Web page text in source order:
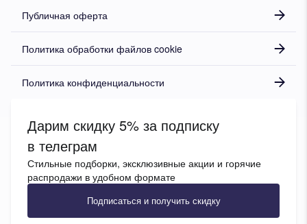
Публичная оферта
Политика обработки файлов cookie
Политика конфиденциальности
Дарим скидку 5% за подписку
в телеграм
Стильные подборки, эксклюзивные акции и горячие
распродажи в удобном формате
Подписаться и получить скидку